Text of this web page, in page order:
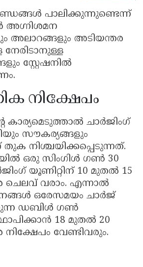
പാലിക്കുന്നുണ്ടെന്ന്
അഗ്നിശമന
അലാറങ്ങളും അടിയന്തര
സ്റ്റേഷനിൽ
നിക്ഷേപം
കാര്യമെടുത്താൽ ചാർജിംഗ്
സൗകര്യങ്ങളും
നിശ്ചയിക്കപ്പെടുന്നത്.
ഒരു സിംഗിൾ ഗൺ 30
യൂണിറ്റിന് 10 മുതൽ 15
ചെലവ് വരാം. എന്നാൽ
ഒരേസമയം ചാർജ്
ഡബിൾ ഗൺ
18 മുതൽ 20
വേണ്ടിവരും.